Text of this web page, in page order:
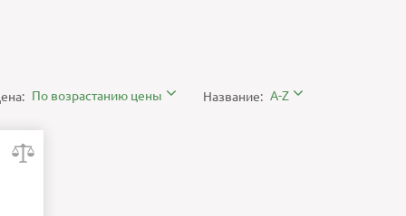
По возрастанию цены Название: A-Z